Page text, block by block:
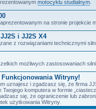
motocyklu studialnym
na stronie projekcie
i JJ2S X4
z rozwiązaniami technicznymi
możliwych zastosowaniach
Funkcjonowania Witryny!
uznajesz i zgadzasz się, że firma
Twojego komputera w formie
się, że ograniczenie lub
użytkowania Witryny.